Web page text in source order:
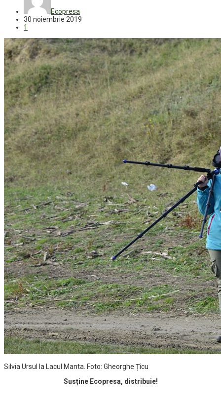
Ecopresa
30 noiembrie 2019
1
Silvia Ursul la Lacul Manta. Foto: Gheorghe Țîcu
Susține Ecopresa, distribuie!